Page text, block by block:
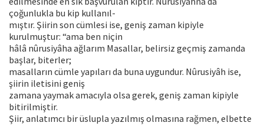
çoğunlukla bu kip kullanıl-
mıştır. Şiirin son cümlesi ise, geniş zaman kipiyle
kurulmuştur: “ama ben niçin
hâlâ nûrusiyâha ağlarım Masallar, belirsiz geçmiş zamanda
başlar, biterler;
masalların cümle yapıları da buna uygundur. Nûrusiyâh ise,
şiirin iletisini geniş
zamana yaymak amacıyla olsa gerek, geniş zaman kipiyle
bitirilmiştir.
Şiir, anlatımcı bir üslupla yazılmış olmasına rağmen, elbette